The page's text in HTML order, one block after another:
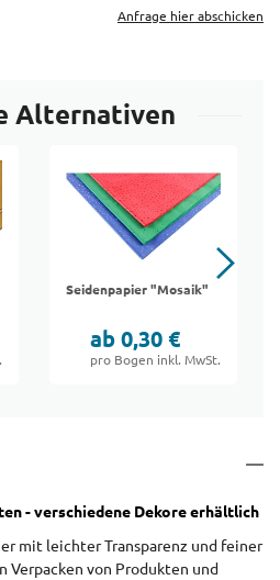
Anfrage hier abschicken
Alternativen
Seidenpapier "Mosaik"
ab 0,30 €
pro Bogen inkl. MwSt.
- verschiedene Dekore erhältlich
mit leichter Transparenz und feiner
Verpacken von Produkten und